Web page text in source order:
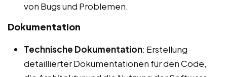
von Bugs und Problemen.
Dokumentation
Technische Dokumentation: Erstellung
detaillierter Dokumentationen für den Code,